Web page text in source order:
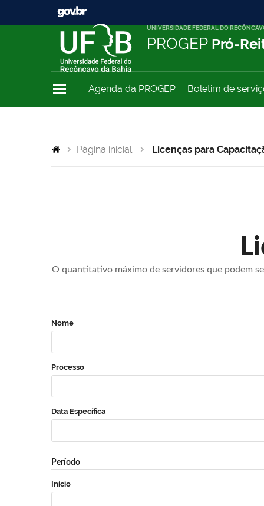
UNIVERSIDADE FEDERAL DO
PROGEP Pró-
Agenda da PROGEP Boletim de
Página inicial Licenças para
O quantitativo máximo de servidores que podem
Nome
Processo
Data Específica
Período
Início